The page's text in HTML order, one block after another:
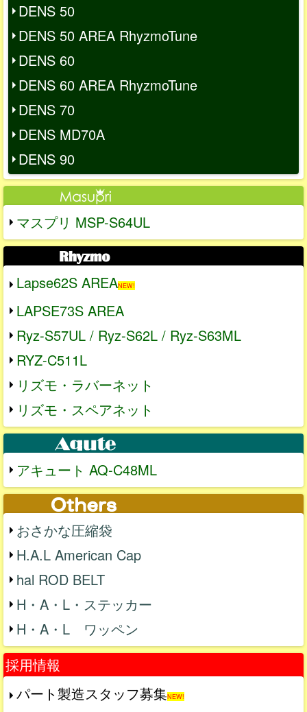
DENS 50
DENS 50 AREA RhyzmoTune
DENS 60
DENS 60 AREA RhyzmoTune
DENS 70
DENS MD70A
DENS 90
マスプリ MSP-S64UL
Lapse62S AREANEW!
LAPSE73S AREA
Ryz-S57UL / Ryz-S62L / Ryz-S63ML
RYZ-C511L
リズモ・ラバーネット
リズモ・スペアネット
アキュート AQ-C48ML
おさかな圧縮袋
H.A.L American Cap
hal ROD BELT
H・A・L・ステッカー
H・A・L ワッペン
採用情報
パート製造スタッフ募集NEW!